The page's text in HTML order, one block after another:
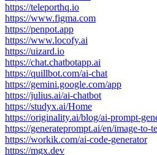
https://teleporthq.io
https://www.figma.com
https://penpot.app
https://www.locofy.ai
https://uizard.io
https://chat.chatbotapp.ai
https://quillbot.com/ai-chat
https://gemini.google.com/app
https://julius.ai/ai-chatbot
https://studyx.ai/Home
https://originality.ai/blog/ai-prompt-
https://generateprompt.ai/en/image-to-
https://workik.com/ai-code-generator
https://mgx.dev